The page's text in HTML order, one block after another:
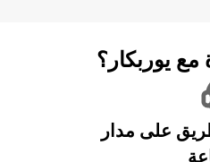
مع يوربكار؟
على مدار